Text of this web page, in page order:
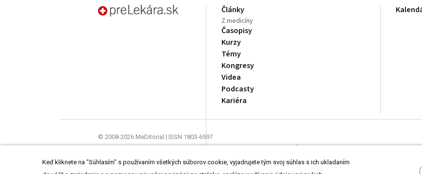
Články
Z medicíny
Časopisy
Kurzy
Témy
Kongresy
Videa
Podcasty
Kariéra
© 2008-2026 MeDitorial | ISSN 1803-6597
Stránky preLekára.sk sú určené výhradne odborníkom v zdravotníctve. ČítajteprehlásenieaZásady spracovania
Keď kliknete na "Súhlasím" s používaním všetkých súborov cookie, vyjadrujete tým svoj súhlas s ich ukladaním